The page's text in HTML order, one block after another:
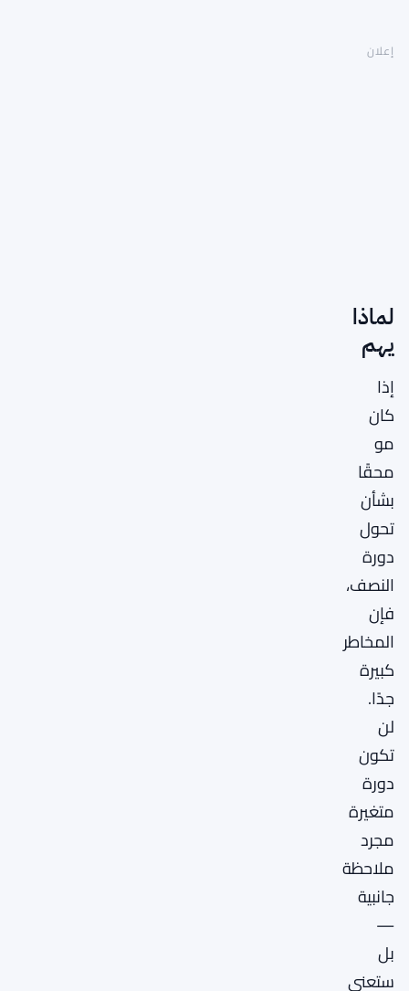
إعلان
لماذا
يهم
إذا
كان
مو
محقًا
بشأن
تحول
دورة
النصف،
فإن
المخاطر
كبيرة
جدًا.
لن
تكون
دورة
متغيرة
مجرد
ملاحظة
جانبية
—
بل
ستعني